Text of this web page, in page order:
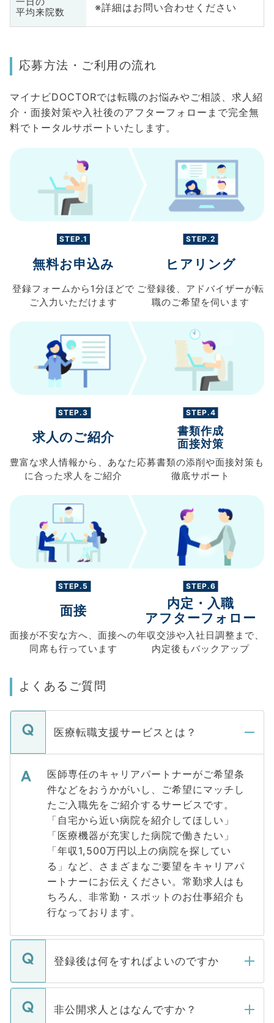
平均来院数
※詳細はお問い合わせください
応募方法・ご利用の流れ
マイナビDOCTORでは転職のお悩みやご相談、求人紹
介・面接対策や入社後のアフターフォローまで完全無
料でトータルサポートいたします。
STEP.1
無料お申込み
登録フォームから 1分ほどで
ご入力 いただけます
STEP.2
ヒアリング
ご登録後、 アドバイザーが転
職のご希望を伺います
STEP.3
求人のご紹介
豊富な求人情報から、 あなた
に合った求人を ご紹介
STEP.4
書類作成
面接対策
応募書類の添削や面接対策も
徹底サポート
STEP.5
面接
面接が不安な方へ、 面接への
同席も行っています
STEP.6
内定・入職
アフターフォロー
年収交渉や入社日調整まで、
内定後もバックアップ
よくあるご質問
医療転職支援サービスとは？
医師専任のキャリアパートナーがご希望条
件などをおうかがいし、ご希望にマッチし
たご入職先をご紹介するサービスです。
「自宅から近い病院を紹介してほしい」
「医療機器が充実した病院で働きたい」
「年収1,500万円以上の病院を探してい
る」など、さまざまなご要望をキャリアパ
ートナーにお伝えください。常勤求人はも
ちろん、非常勤・スポットのお仕事紹介も
行なっております。
登録後は何をすればよいのですか
ご登録いただきましたら、弊社担当者がご
登録内容を確認し、その後メールもしくは
非公開求人とはなんですか？